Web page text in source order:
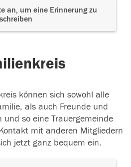
an, um eine Erinnerung zu
schreiben
können sich sowohl alle
als auch Freunde und
so eine Trauergemeinde
mit anderen Mitgliedern
jetzt ganz bequem ein.